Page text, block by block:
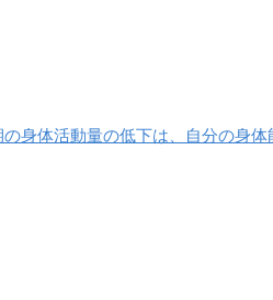
身体活動量の低下は、自分の身体